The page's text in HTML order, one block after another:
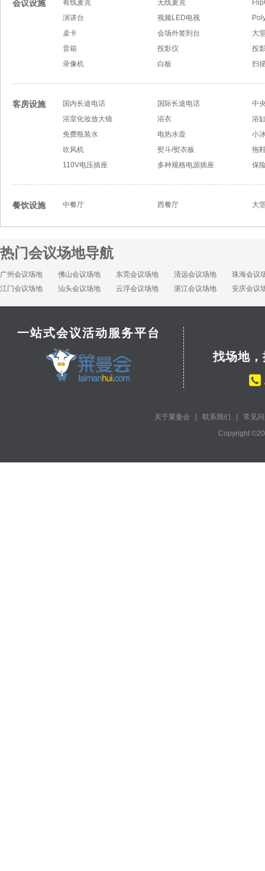
会议设施 有线麦克 无线麦克
演讲台
视频LED电视
桌卡
会场外签到台
大
音箱
投影仪
投
录像机
白板 扫
客房设施 国内长途电话 国际长途电话
中
浴室化妆放大镜
浴衣
浴
免费瓶装水
电热水壶
小
吹风机
熨斗/熨衣板
拖
110V电压插座
多种规格电源插座 保
餐饮设施 中餐厅 西餐厅 大
热门会议场地导航
广州会议场地 佛山会议场地 东莞会议场地 清远会议场地
珠海会议
江门会议场地
汕头会议场地 云浮会议场地 湛江会议场地 安庆会议
一站式会议活动服务平台
找场地
关于莱曼会 联系我们
常见
Copyright